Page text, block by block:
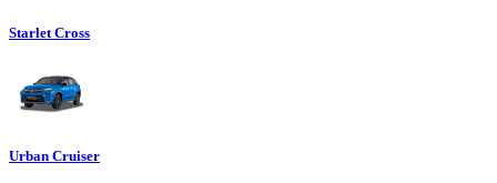
Starlet Cross
Urban Cruiser